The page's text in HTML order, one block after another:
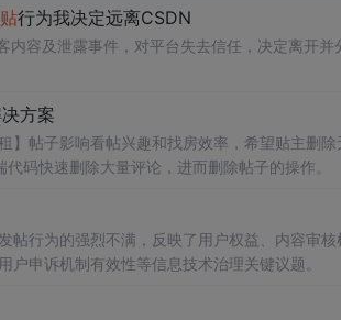
行为我决定远离CSDN
内容及泄露事件，对平台失去信任，决定离开
方案
】帖子影响看帖兴趣和找房效率，希望贴主删
码快速删除大量评论，进而删除帖子的操作。
帖行为的强烈不满，反映了用户权益、内容审
户申诉机制有效性等信息技术治理关键议题。